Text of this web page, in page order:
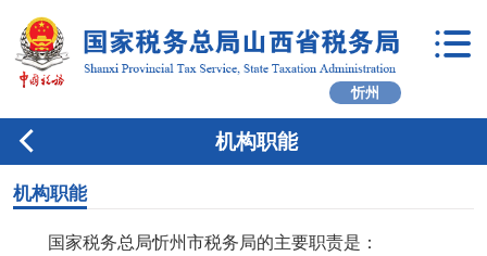
忻州
机构职能
机构职能
国家税务总局忻州市税务局的主要职责是：